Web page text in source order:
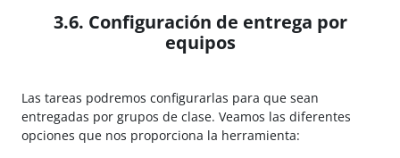
3.6. Configuración de entrega por
equipos
Las tareas podremos configurarlas para que sean
entregadas por grupos de clase. Veamos las diferentes
opciones que nos proporciona la herramienta: